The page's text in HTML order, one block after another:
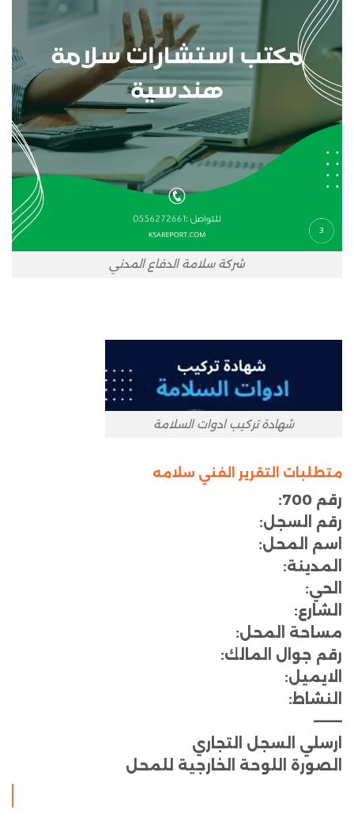
شركة سلامة الدفاع المدني
شهادة تركيب ادوات السلامة
متطلبات التقرير الفني سلامه
رقم 700:
رقم السجل:
اسم المحل:
المدينة:
الحي:
الشارع:
مساحة المحل:
رقم جوال المالك:
الايميل:
النشاط:
———
ارسلي السجل التجاري
الصورة اللوحة الخارجية للمحل